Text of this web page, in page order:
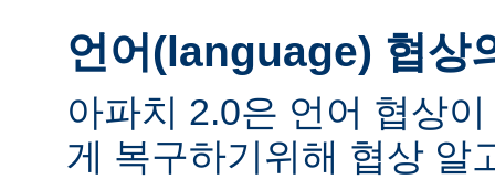
언어(language) 협상
아파치 2.0은 언어 협상
게 복구하기위해 협상 알